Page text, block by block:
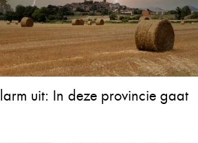
uit: In deze provincie gaat